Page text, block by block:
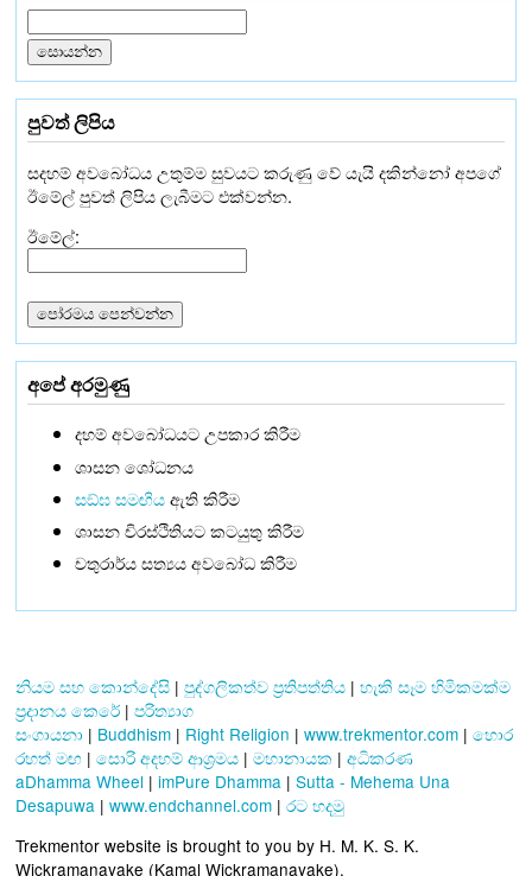
පුවත් ලිපිය
සදහම් අවබෝධය උතුම්ම සුවයට කරුණු වේ යැයි දකින්නෝ අපගේ
ඊමේල් පුවත් ලිපිය ලැබීමට එක්වන්න.
ඊමේල්:
අපේ අරමුණු
දහම් අවබෝධයට උපකාර කිරීම
ශාසන ශෝධනය
සඞ්‌ඝ සමඟියඇති කිරීම
ශාසන චිරස්ථිතියට කටයුතු කිරීම
චතුරාර්ය සත්‍යය අවබෝධ කිරීම
නියම සහ කොන්දේසි | පුද්ගලිකත්ව ප්‍රතිපත්තිය | හැකි සෑම හිමිකමක්ම
ප්‍රදානය කෙරේ | පරිත්‍යාග
සංගායනා | Buddhism | Right Religion | www.trekmentor.com | හොර
රහත් මඟ | සොරි අදහම් ආශ්‍රමය | මහානායක | අධිකරණ
aDhamma Wheel | imPure Dhamma | Sutta - Mehema Una
Desapuwa | www.endchannel.com | රට හදමු
Trekmentor website is brought to you by H. M. K. S. K.
Wickramanayake (Kamal Wickramanayake).